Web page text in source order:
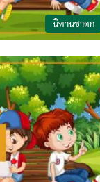
นิทานชาดก